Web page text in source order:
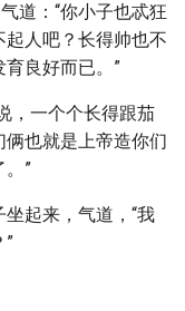
道：“你小子也忒狂
人吧？长得帅也不
良好而已。”
，一个个长得跟茄
也就是上帝造你们
。”
起来，气道，“我
”